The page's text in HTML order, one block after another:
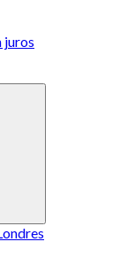
juros